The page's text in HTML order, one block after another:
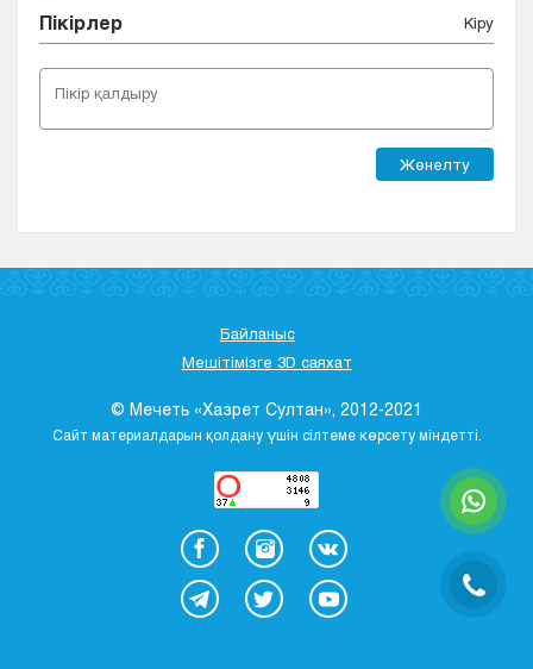
Пікірлер Кіру
Жөнелту
Байланыс
Мешітімізге 3D саяхат
© Мечеть «Хазрет Султан», 2012-2021
Сайт материалдарын қолдану үшін сілтеме көрсету міндетті.